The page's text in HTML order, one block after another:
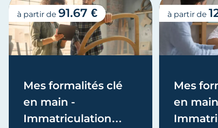
Mes formalités clé
en main -
Immatriculation
à partir de 91.67 €
Mes
en
à partir de